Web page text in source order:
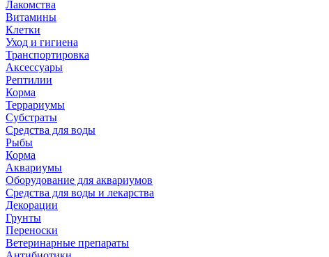
Лакомства
Витамины
Клетки
Уход и гигиена
Транспортировка
Аксессуары
Рептилии
Корма
Террариумы
Субстраты
Средства для воды
Рыбы
Корма
Аквариумы
Оборудование для аквариумов
Средства для воды и лекарства
Декорации
Грунты
Переноски
Ветеринарные препараты